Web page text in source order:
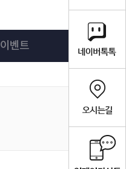
이벤트